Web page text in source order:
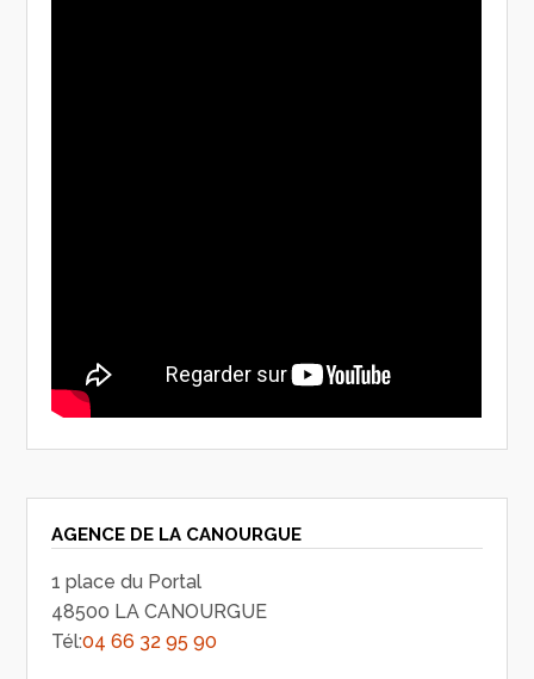
AGENCE DE LA CANOURGUE
1 place du Portal
48500 LA CANOURGUE
Tél:04 66 32 95 90